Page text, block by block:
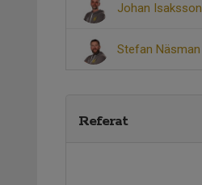
Johan Isaksson
Stefan Näsman
Referat